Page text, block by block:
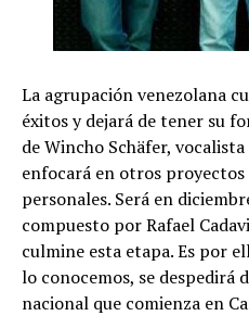
La agrupación venezolana
éxitos y dejará de tener su
de Wincho Schäfer,
enfocará en otros
personales. Será en
compuesto por Rafael
culmine esta etapa. Es por
lo conocemos, se despedirá
nacional que comienza en